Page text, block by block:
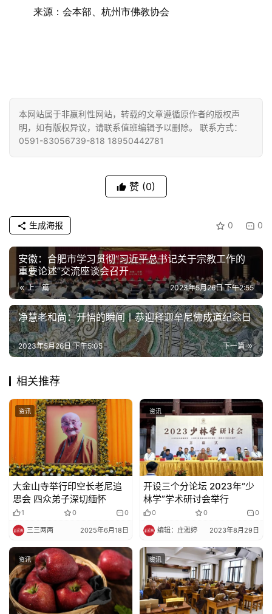
来源：会本部、杭州市佛教协会
本网站属于非赢利性网站，转载的文章遵循原作者的版权声
明，如有版权异议，请联系值班编辑予以删除。 联系方式：
0591-83056739-818 18950442781
赞 (0)
0 0
生成海报
安徽：合肥市学习贯彻“习近平总书记关于宗教工作的
重要论述”交流座谈会召开
上一篇 2023年5月26日 下午2:55
净慧老和尚：开悟的瞬间丨恭迎释迦牟尼佛成道纪念日
下一篇
2023年5月26日 下午5:05
相关推荐
资讯
大金山寺举行印空长老尼追
思会 四众弟子深切缅怀
1 0 0
三三两两 2025年6月18日
资讯
开设三个分论坛 2023年“少
林学”学术研讨会举行
0 0 0
编辑：庄雅婷 2023年8月29日
资讯 资讯